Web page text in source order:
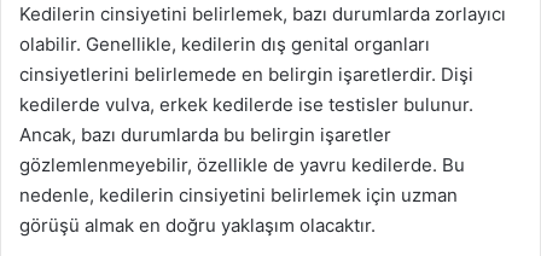
Kedilerin cinsiyetini belirlemek, bazı durumlarda zorlayıcı
olabilir. Genellikle, kedilerin dış genital organları
cinsiyetlerini belirlemede en belirgin işaretlerdir. Dişi
kedilerde vulva, erkek kedilerde ise testisler bulunur.
Ancak, bazı durumlarda bu belirgin işaretler
gözlemlenmeyebilir, özellikle de yavru kedilerde. Bu
nedenle, kedilerin cinsiyetini belirlemek için uzman
görüşü almak en doğru yaklaşım olacaktır.